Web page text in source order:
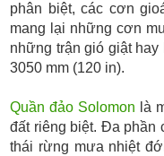
phân biệt, các cơn
mang lại những cơn
những trận gió giật
3050 mm (120 in).
Quần đảo Solomon là
đất riêng biệt. Đa phần
thái rừng mưa nhiệt